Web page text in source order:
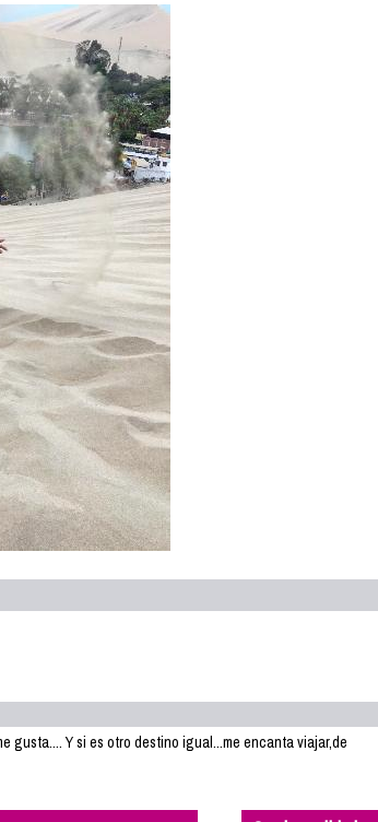
gusta.... Y si es otro destino igual...me encanta viajar,de